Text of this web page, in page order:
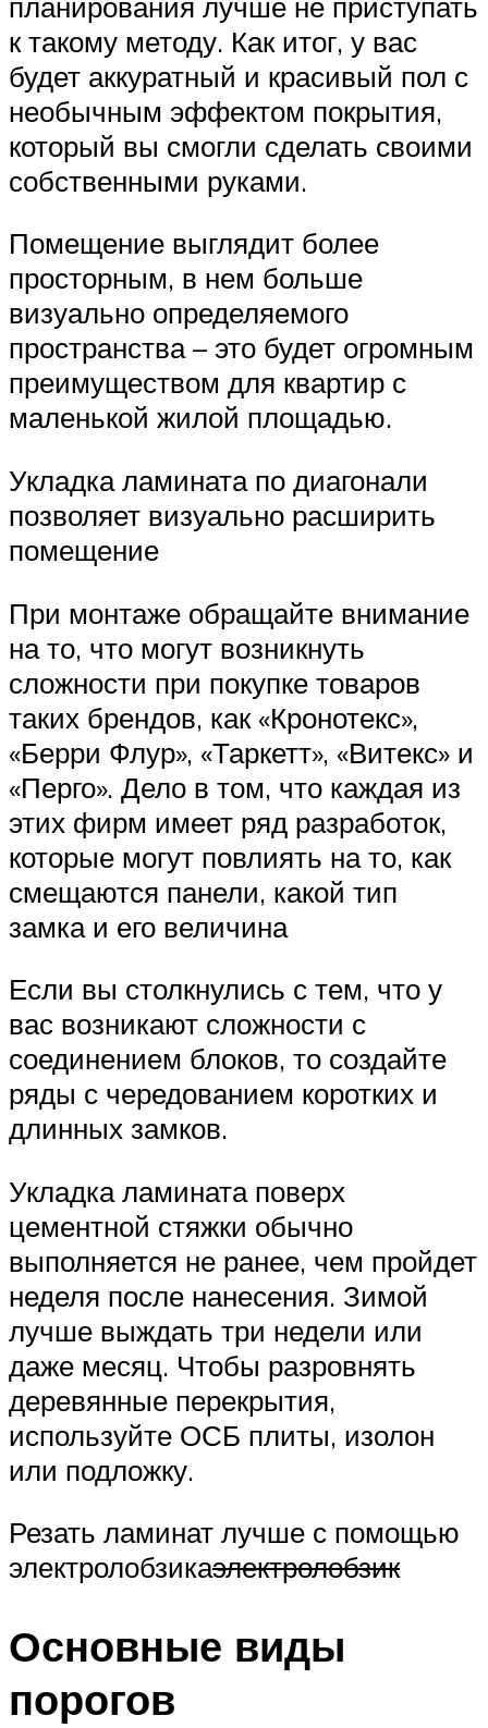
к такому методу. Как итог, у вас
будет аккуратный и красивый пол с
необычным эффектом покрытия,
который вы смогли сделать своими
собственными руками.
Помещение выглядит более
просторным, в нем больше
визуально определяемого
пространства – это будет огромным
преимуществом для квартир с
маленькой жилой площадью.
Укладка ламината по диагонали
позволяет визуально расширить
помещение
При монтаже обращайте внимание
на то, что могут возникнуть
сложности при покупке товаров
таких брендов, как «Кронотекс»,
«Берри Флур», «Таркетт», «Витекс» и
«Перго». Дело в том, что каждая из
этих фирм имеет ряд разработок,
которые могут повлиять на то, как
смещаются панели, какой тип
замка и его величина
Если вы столкнулись с тем, что у
вас возникают сложности с
соединением блоков, то создайте
ряды с чередованием коротких и
длинных замков.
Укладка ламината поверх
цементной стяжки обычно
выполняется не ранее, чем пройдет
неделя после нанесения. Зимой
лучше выждать три недели или
даже месяц. Чтобы разровнять
деревянные перекрытия,
используйте ОСБ плиты, изолон
или подложку.
Резать ламинат лучше с помощью
электролобзикаэлектролобзик
Основные виды
порогов